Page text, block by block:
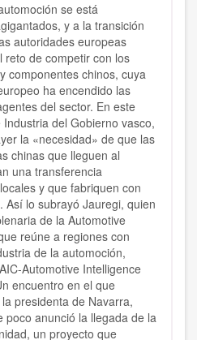
se está
y a la transición
autoridades europeas
reto de competir con los
componentes chinos, cuya
ha encendido las
del sector. En este
del Gobierno vasco,
la «necesidad» de que las
chinas que lleguen al
una transferencia
y que fabriquen con
Así lo subrayó Jauregi, quien
de la Automotive
reúne a regiones con
de la automoción,
Automotive Intelligence
encuentro en el que
presidenta de Navarra,
poco anunció la llegada de la
un proyecto que